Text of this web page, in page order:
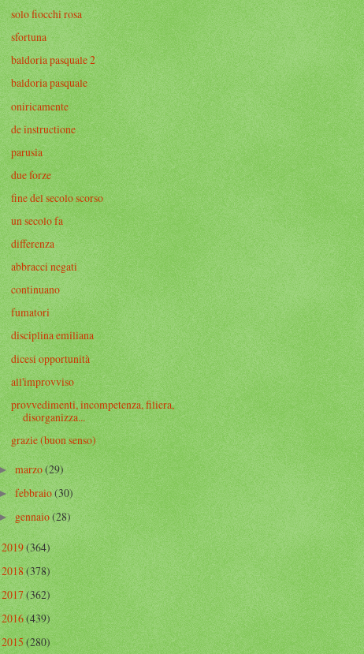
solo fiocchi rosa
sfortuna
baldoria pasquale 2
baldoria pasquale
oniricamente
de instructione
parusia
due forze
fine del secolo scorso
un secolo fa
differenza
abbracci negati
continuano
fumatori
disciplina emiliana
dicesi opportunità
all'improvviso
provvedimenti, incompetenza, filiera,
disorganizza...
grazie (buon senso)
marzo(29)
febbraio(30)
gennaio(28)
2019(364)
2018(378)
2017(362)
2016(439)
2015 (280)